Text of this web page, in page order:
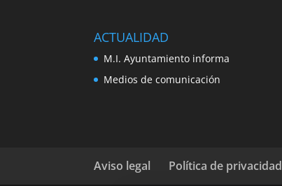
ACTUALIDAD
M.I. Ayuntamiento informa
Medios de comunicación
Aviso legal Política de privacidad